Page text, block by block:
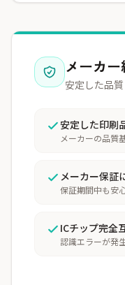
メーカ
安定した品
安定した印刷
メーカーの品質
メーカー保証
保証期間中も安
ICチップ完全
認識エラーが発